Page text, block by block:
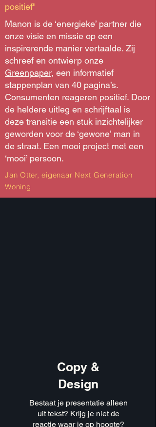
positief"
Manon is de ‘energieke’ partner die
onze visie en missie op een
inspirerende manier vertaalde. Zij
schreef en ontwierp onze
Greenpaper, een informatief
stappenplan van 40 pagina’s.
Consumenten reageren positief. Door
de heldere uitleg en schrijftaal is
deze transitie een stuk inzichtelijker
geworden voor de ‘gewone’ man in
de straat. Een mooi project met een
‘mooi’ persoon.
Jan Otter, eigenaar Next Generation
Woning
Copy &
Design
Bestaat je presentatie alleen
uit tekst? Krijg je niet de
reactie waar je op hoopte?